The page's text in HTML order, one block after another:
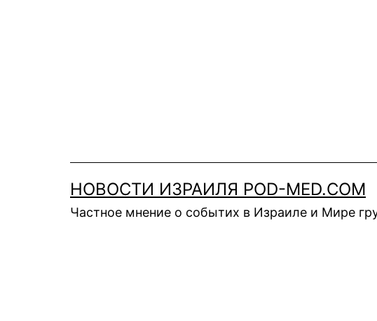
НОВОСТИ ИЗРАИЛЯ POD-MED.COM
Частное мнение о событих в Израиле и Мире